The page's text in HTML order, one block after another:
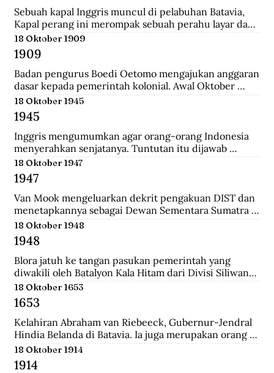
Sebuah kapal Inggris muncul di pelabuhan Batavia,
Kapal perang ini merompak sebuah perahu layar dan
perahu fregat. Setelah kejatuhan Tanjung Harapan,
Inggris berupaya untuk memblokade Pulau Jawa ,
yang merupakan langkah awal sebelum
merealisasikan rencana besarnya , yakni menguasai
Pulau Jawa.
18 Oktober 1909
1909
Badan pengurus Boedi Oetomo mengajukan anggaran
dasar kepada pemerintah kolonial. Awal Oktober
1909, Boedi Oetomo menyelenggrakan konggres
untuk menentukan arah perjuangan organisasi.
Konggres itu berjalan alot, kaum tua seperti Wahidin
Sudirohusodo dan Radjiman Wedyodiningrat
menghendaki pendidikan untuk kaum priyayi,
sementara kaum muda seperti Tjipto Mangunkusumo
dan Soetomo justru menghendaki pendidikan bagi
seluruh rakyat.
18 Oktober 1945
1945
Inggris mengumumkan agar orang-orang Indonesia
menyerahkan senjatanya. Tuntutan itu dijawab
dengan giatnya pembentukan laskar-laskar di Medan
dan sekitarnya, seperti Berastagi dan Pematang
Siantar. Anggota laskar bahkan mencari senjata yang
dibuang Jepang ke dasar laut, dekat pelabuhan
Belawan.
18 Oktober 1947
1947
Van Mook mengeluarkan dekrit pengakuan DIST dan
menetapkannya sebagai Dewan Sementara Sumatra
Timur. Republik mengecam pembentukan NST,
menyebut para pemimpinnya sebagai “boneka”
Belanda. Untuk menghalau propaganda Republik, NST
membuat suratkabar Mestika dan majalah Medan
Buletin. Program utama NST dalam sektor ekonomi
adalah pemulihan kembali perkebunan dan hak
istimewa penduduk asli atas tanah.
18 Oktober 1948
1948
Blora jatuh ke tangan pasukan pemerintah yang
diwakili oleh Batalyon Kala Hitam dari Divisi Siliwangi.
Seperti biasanya, saat pembebasan sebuah kawasan,
terdapat sejumlah musuh yang menjadi tawanan.
Salah seorang tawanan terlihat bersikap menantang
dan seolah tak mau menyerah.
18 Oktober 1653
1653
Kelahiran Abraham van Riebeeck, Gubernur-Jendral
Hindia Belanda di Batavia. Ia juga merupakan orang
yang memulai perkebunan kopi pertama di Jawa
Barat.
18 Oktober 1914
1914